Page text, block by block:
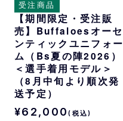
受注商品
【期間限定・受注販
売】Buffaloesオーセ
ンティックユニフォー
ム（Bs夏の陣2026）
＜選手着用モデル＞
（8月中旬より順次発
送予定）
¥62,000(税込)